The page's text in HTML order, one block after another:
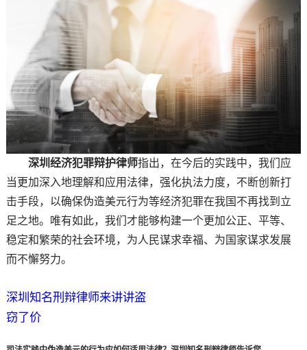
深圳经济犯罪辩护律师指出，在今后的实践中，我们应
当更加深入地理解和应用法律，强化执法力度，不断创新打
击手段，以确保伪造美元行为等经济犯罪在我国不再找到立
足之地。唯有如此，我们才能够构建一个更加公正、平等、
稳定和繁荣的社会环境，为人民谋求幸福、为国家谋求发展
而不懈努力。
深圳知名刑辩律师来讲讲盗
窃了价